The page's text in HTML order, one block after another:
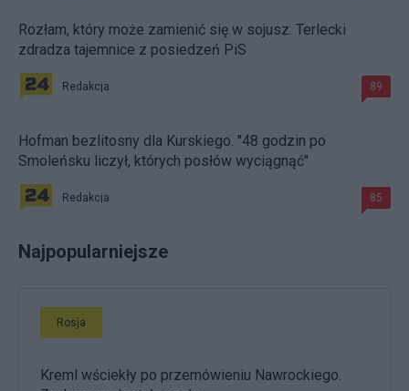
Rozłam, który może zamienić się w sojusz. Terlecki
zdradza tajemnice z posiedzeń PiS
Redakcja 89
Hofman bezlitosny dla Kurskiego. "48 godzin po
Smoleńsku liczył, których posłów wyciągnąć"
Redakcja 85
Najpopularniejsze
Rosja
Kreml wściekły po przemówieniu Nawrockiego.